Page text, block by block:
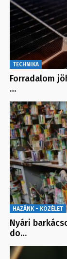
TECHNIKA
Forradalom
…
HAZÁNK - KÖZÉLET
Nyári
do…